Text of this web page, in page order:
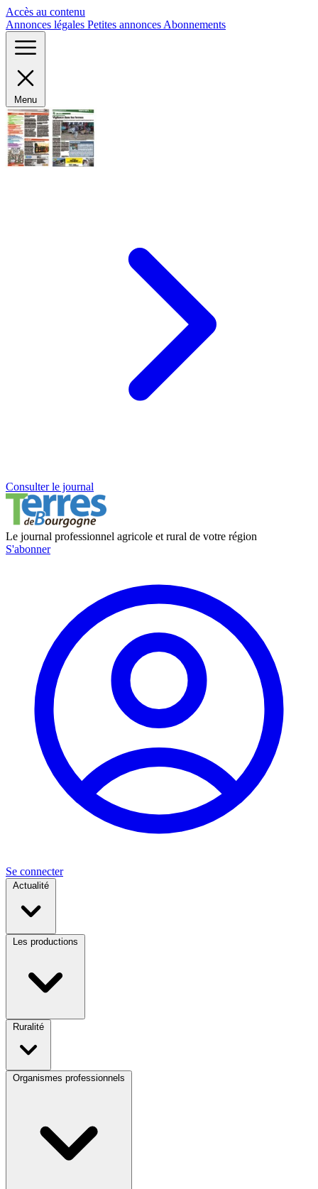
Accès au contenu
Annonces légales Petites annonces Abonnements
Menu
Consulter le journal
Le journal professionnel agricole et rural de votre région
S'abonner
Se connecter
Actualité
Les productions
Ruralité
Organismes professionnels
Panneau de gestion des cookies